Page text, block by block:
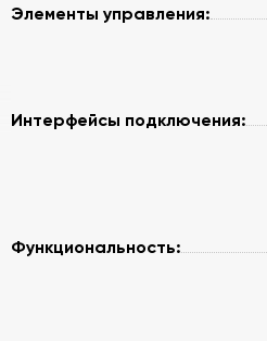
Элементы управления:
Интерфейсы подключения:
Функциональность: